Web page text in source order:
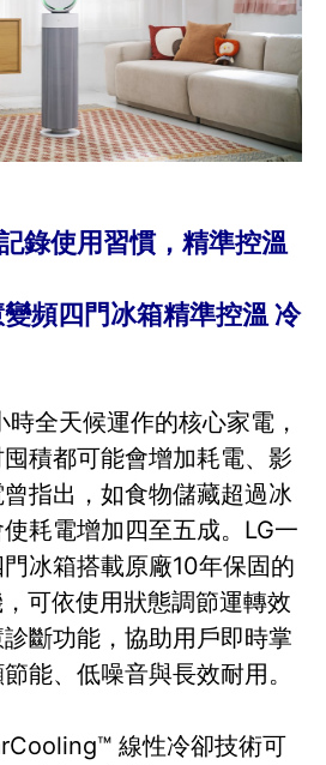
錄使用習慣，精準控溫
頻四門冰箱精準控溫 冷
全天候運作的核心家電，
積都可能會增加耗電、影
指出，如食物儲藏超過冰
耗電增加四至五成。LG一
冰箱搭載原廠10年保固的
可依使用狀態調節運轉效
斷功能，協助用戶即時掌
能、低噪音與長效耐用。
線性冷卻技術可